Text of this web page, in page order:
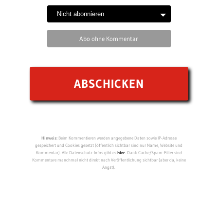
Abo ohne Kommentar
Hinweis:Beim Kommentieren werden angegebene Daten sowie IP-Adresse
gespeichert und Cookies gesetzt (öffentlich sichtbar sind nur Name, Website und
Kommentar). Alle Datenschutz-Infos gibt eshier. Dank Cache/Spam-Filter sind
Kommentare manchmal nicht direkt nach Veröffentlichung sichtbar (aber da, keine
Angst).